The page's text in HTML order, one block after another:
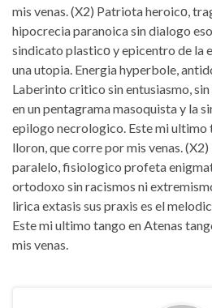
mis venas. (X2) Patriota heroicο,
hipocrecia paranoica sin dialogo
sindicato plasticο y epicentro de la
una utopia. Energia hyperbole,
Laberinto critico sin entusiasmo,
en un pentagrama masoquista y la
epilogo necrologico. Este mi ultimo
lloron, que corre por mis venas.
paralelo, fisiologico profeta
ortodoxo sin racismos ni
lirica extasis sus praxis es el
Este mi ultimo tango en Atenas
mis venas.